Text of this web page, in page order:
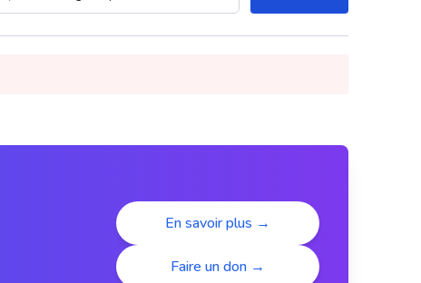
En savoir plus →
Faire un don →